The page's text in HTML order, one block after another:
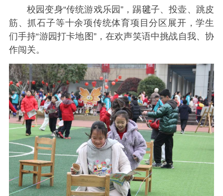
校园变身“传统游戏乐园”，踢毽子、投壶、跳皮
筋、抓石子等十余项传统体育项目分区展开，学生
们手持“游园打卡地图”，在欢声笑语中挑战自我、协
作闯关。